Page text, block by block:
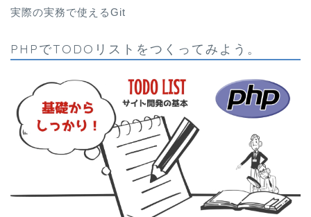
実際の実務で使えるGit
PHPでTODOリストをつくってみよう。